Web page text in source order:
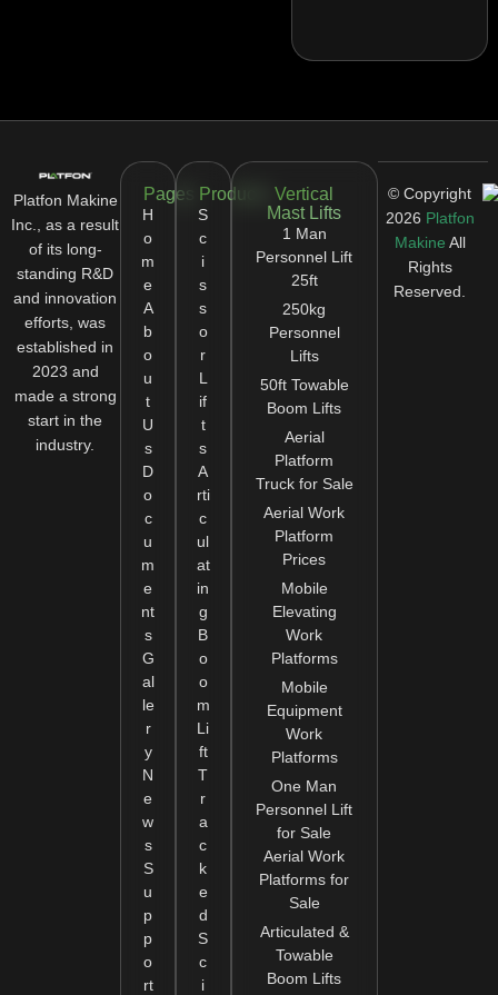
Platfon Makine
Inc., as a result
of its long-
standing R&D
and innovation
efforts, was
established in
2023 and
made a strong
start in the
industry.
Pages
H
o
m
e
A
b
o
u
t
U
s
D
o
c
u
m
e
nt
s
G
al
le
r
y
N
e
w
s
S
u
p
p
o
rt
Products
S
c
i
s
s
o
r
L
if
t
s
A
rti
c
ul
at
in
g
B
o
o
m
Li
ft
T
r
a
c
k
e
d
S
c
i
Vertical
Mast Lifts
1 Man
Personnel Lift
25ft
250kg
Personnel
Lifts
50ft Towable
Boom Lifts
Aerial
Platform
Truck for Sale
Aerial Work
Platform
Prices
Mobile
Elevating
Work
Platforms
Mobile
Equipment
Work
Platforms
One Man
Personnel Lift
for Sale
Aerial Work
Platforms for
Sale
Articulated &
Towable
Boom Lifts
© Copyright
2026 Platfon
Makine All
Rights
Reserved.